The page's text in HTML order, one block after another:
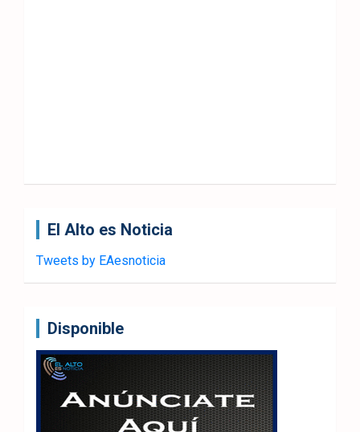
El Alto es Noticia
Tweets by EAesnoticia
Disponible